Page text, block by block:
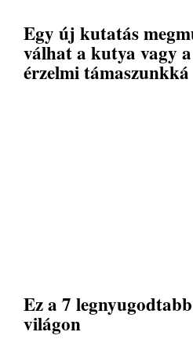
Egy új kutatás
válhat a kutya vagy
érzelmi támaszunkká
Ez a 7
világon